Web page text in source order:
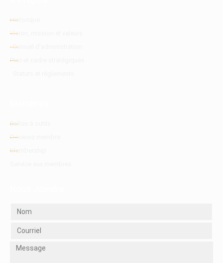
Historique
Vision, mission et valeurs
Conseil d'administration
Plan et cadre stratégiques
Boîtes à outils
Devenez membre
Membership